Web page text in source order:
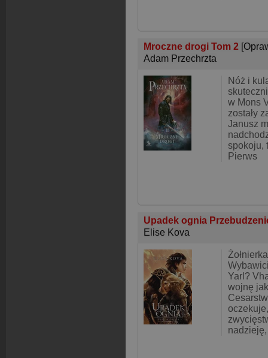
Mroczne drogi Tom 2
Adam Przechrzta
Nóż i
w Mons
zostały
Janusz
spokoju,
Pierws
Upadek ognia
Elise Kova
Yarl?
wojnę